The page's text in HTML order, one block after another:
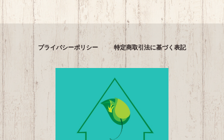
プライバシーポリシー 特定商取引法に基づく表記